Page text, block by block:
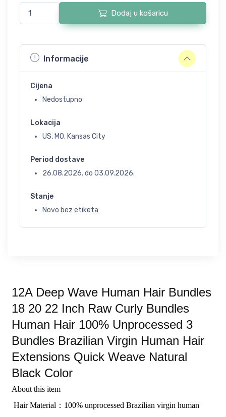
Dodaj u košaricu
Informacije
Cijena
Nedostupno
Lokacija
US, MO, Kansas City
Period dostave
26.08.2026. do 03.09.2026.
Stanje
Novo bez etiketa